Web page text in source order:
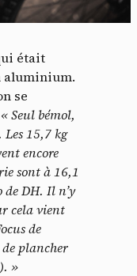
était
aluminium.
se
« Seul bémol,
15,7 kg
encore
sont à 16,1
de DH. Il n’y
cela vient
de
plancher
»